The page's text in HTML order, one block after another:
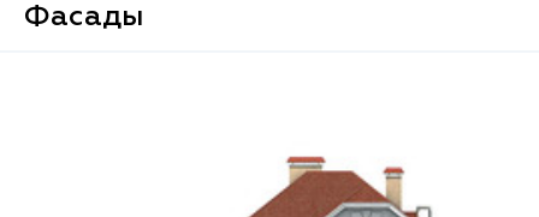
Фасады